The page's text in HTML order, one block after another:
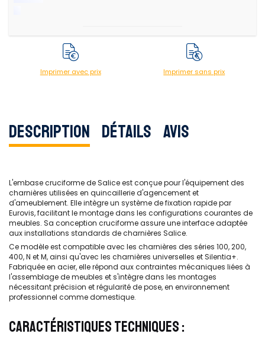
Imprimer avec prix Imprimer sans prix
Description Détails Avis
L'embase cruciforme de Salice est conçue pour l'équipement des
charnières utilisées en quincaillerie d'agencement et
d'ameublement. Elle intègre un système de fixation rapide par
Eurovis, facilitant le montage dans les configurations courantes de
meubles. Sa conception cruciforme assure une interface adaptée
aux installations standards de charnières Salice.
Ce modèle est compatible avec les charnières des séries 100, 200,
400, N et M, ainsi qu'avec les charnières universelles et Silentia+.
Fabriquée en acier, elle répond aux contraintes mécaniques liées à
l'assemblage de meubles et s'intègre dans les montages
nécessitant précision et régularité de pose, en environnement
professionnel comme domestique.
CARACTÉRISTIQUES TECHNIQUES :